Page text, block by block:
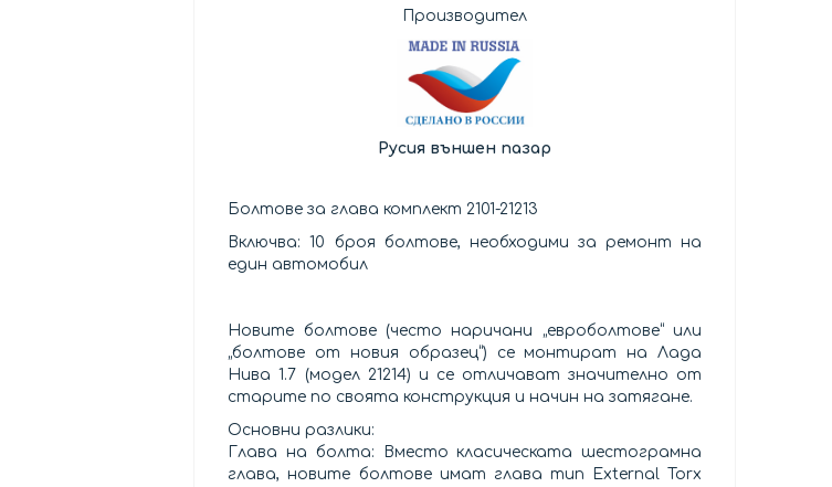
Производител
Русия външен пазар
Болтове за глава комплект 2101-21213
Включва: 10 броя болтове, необходими за ремонт на
един автомобил
Новите болтове (често наричани „евроболтове“ или
„болтове от новия образец“) се монтират на Лада
Нива 1.7 (модел 21214) и се отличават значително от
старите по своята конструкция и начин на затягане.
Основни разлики:
Глава на болта: Вместо класическата шестограмна
глава, новите болтове имат глава тип External Torx